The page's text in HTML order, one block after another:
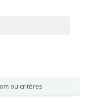
ou critères